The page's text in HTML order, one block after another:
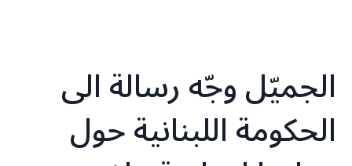
الجميّل وجّه رسالة الى
الحكومة اللبنانية حول